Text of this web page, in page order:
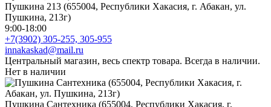
Пушкина 213 (655004, Республики Хакасия, г. Абакан, ул.
Пушкина, 213г)
9:00-18:00
+7(3902) 305-255, 305-955
innakaskad@mail.ru
Центральный магазин, весь спектр товара. Всегда в наличии.
Нет в наличии
Пушкина Сантехника (655004, Республики Хакасия, г.